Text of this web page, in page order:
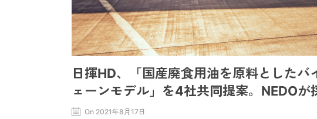
日揮HD、「国産廃食用油を原料とした
ェーンモデル」を4社共同提案。NEDOが
On 2021年8月17日